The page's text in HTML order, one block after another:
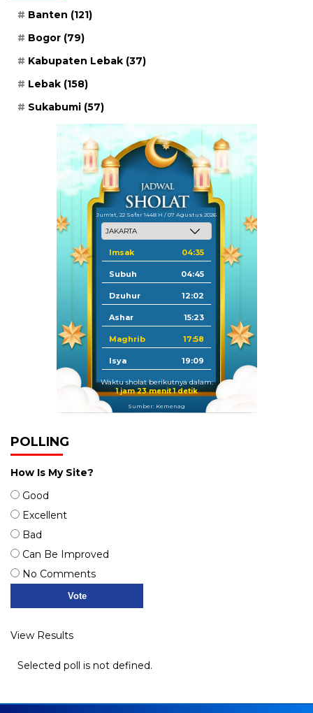
Banten (121)
Bogor (79)
Kabupaten Lebak (37)
Lebak (158)
Sukabumi (57)
Jum'at, 22 Safar 1448 H / 07 Agustus 2026
Imsak 04:35
Subuh 04:45
Dzuhur 12:02
Ashar 15:23
Maghrib 17:58
Isya 19:09
Waktu sholat berikutnya dalam:
1 jam 23 menit 1 detik
Sumber: Kemenag
POLLING
How Is My Site?
Good
Excellent
Bad
Can Be Improved
No Comments
View Results
Selected poll is not defined.